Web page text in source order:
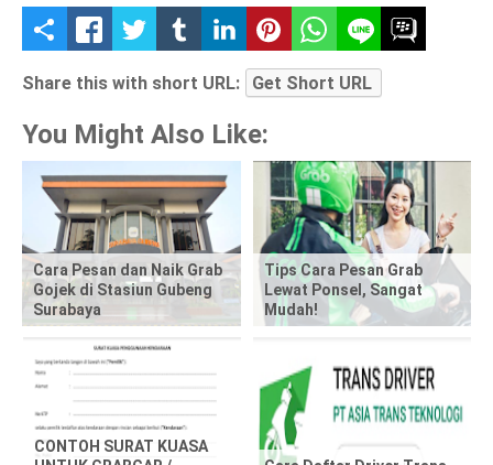
S
h
r
t
h
s
p
Share this with short URL: Get Short URL
You Might Also Like:
Cara Pesan dan Naik Grab
Gojek di Stasiun Gubeng
Surabaya
Tips Cara Pesan Grab
Lewat Ponsel, Sangat
Mudah!
CONTOH SURAT KUASA